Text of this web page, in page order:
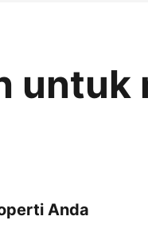
untuk
Anda